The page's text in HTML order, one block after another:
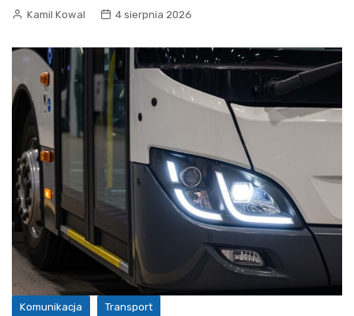
Kamil Kowal 4 sierpnia 2026
Komunikacja Transport